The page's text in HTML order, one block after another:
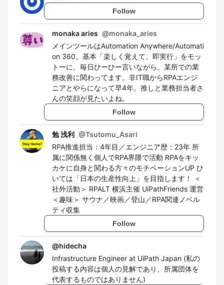
Follow
monaka aries @monaka_aries
メインツールはAutomation Anywhere/Automati
on 360。基本「楽しく覚えて、即実行」をモッ
トーに、毎日ひーひー言いながら、某所での業
務改善に関わってます。非IT職からRPAエンジ
ニアとやらになって早4年。推しと業務担当者さ
んの笑顔が見たいよね。
Follow
勉 浅利 @Tsutomu_Asari
RPA推進担当：4年目／エンジニア歴：23年 所
属に関係無く個人でRPA界隈で活動 RPAをキッ
カケに自身と関わる方々のモチベーションUP ひ
いては「日本の生産性向上」を目指します！ ＜
社外活動＞ RPALT 横浜主催 UiPathFriends 運営
＜趣味＞ サウナ／映画／登山／RPA関連ノベル
ティ収集
Follow
@hidecha
Infrastructure Engineer at UiPath Japan (私の
投稿する内容は個人の見解であり、所属団体を
代表するものではありません)